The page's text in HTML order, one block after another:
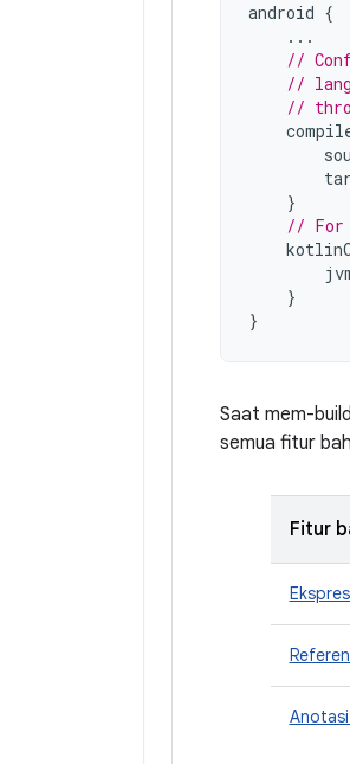
android {
...
//
//
//
}
// For
}
}
Saat mem-
semua fitur
Fitur